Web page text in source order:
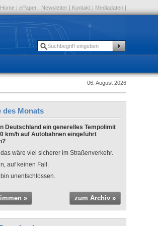
Home | ePaper | Newsletter | Kontakt | Mediadaten |
06. August 2026
des Monats
Deutschland ein generelles Tempolimit
km/h auf Autobahnen eingeführt
wäre viel sicherer im Straßenverkehr.
auf keinen Fall.
unentschlossen.
» zum Archiv »